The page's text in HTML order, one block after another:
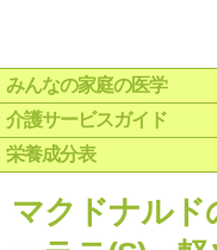
みんなの家庭の医学
介護サービスガイド
栄養成分表
マクドナルド